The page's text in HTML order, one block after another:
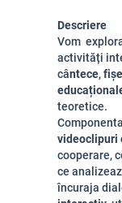
Descriere
Vom
activități
cântece,
teoretice.
videoclipuri
cooperare,
ce
încuraja